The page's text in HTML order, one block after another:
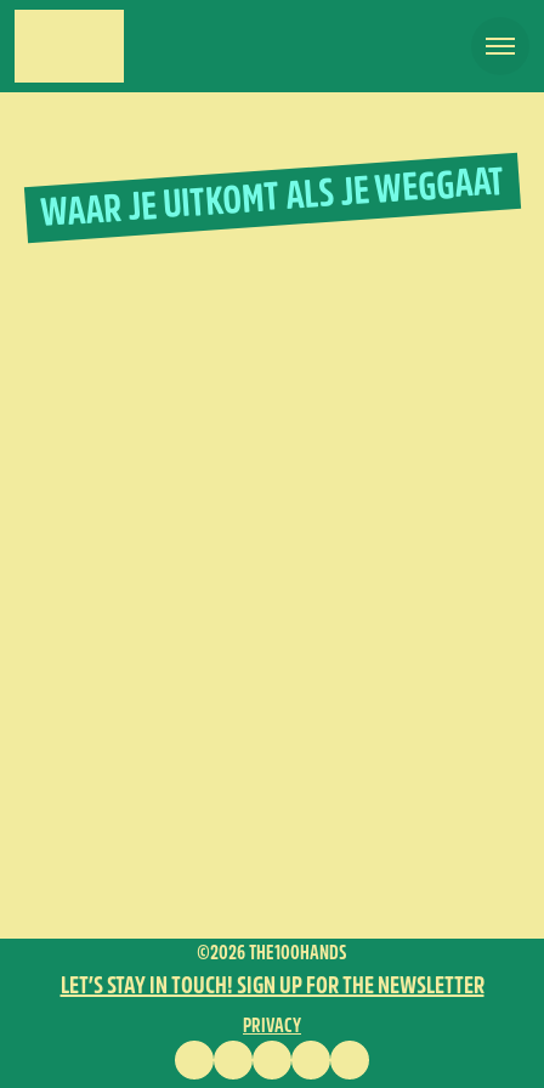
WAAR JE UITKOMT ALS JE WEGGAAT
©2026 THE100HANDS
LET’S STAY IN TOUCH! SIGN UP FOR THE NEWSLETTER
PRIVACY
FACEBOOKINSTAGRAM
VIMEOYOUTUBEENGLISH